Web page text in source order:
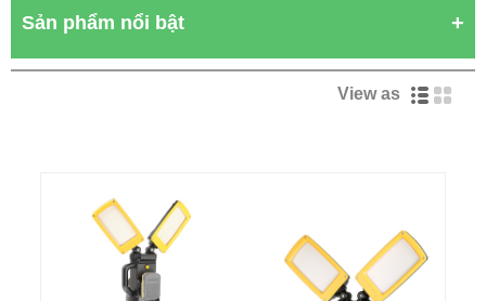
Sản phẩm nổi bật
View as